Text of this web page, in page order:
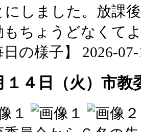
にしました。放課
もちょうどなくて
日の様子】 2026-
１４日（火）市教